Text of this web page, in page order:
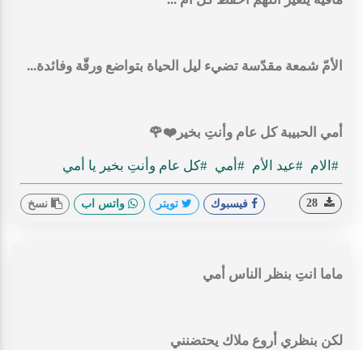
الأمّ شمعة مقدّسة تضيء ليل الحياة بتواضع ورقّة وفائدة...
أمي الحبيبة كل عام وأنتِ بخير⁦❤️⁩🌹
#الام #عيد الأم #أمي #كل عام وأنتِ بخير يا أمي
فيسبوك تويتر واتس اب نسخ
ماما انتِ بنظر الناس أمي
لكن بنظري أروع ملاك يحتضنني